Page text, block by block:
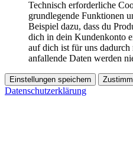
Technisch erforderliche
grundlegende Funktionen
Beispiel dazu, dass du
dich in dein Kundenkonto
auf dich ist für uns
anfallende Daten werden
Einstellungen speichern
Datenschutzerklärung